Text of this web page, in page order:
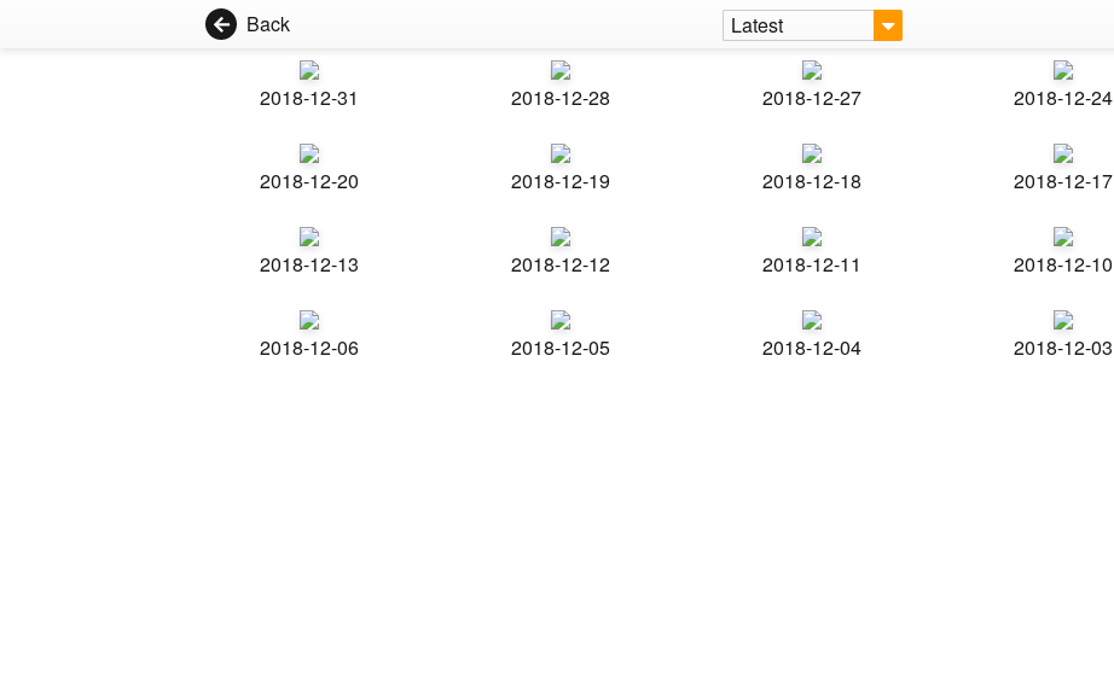
Back Latest
2018-12-31 2018-12-28 2018-12-27 2018-12-24
2018-12-20 2018-12-19 2018-12-18 2018-12-17
2018-12-13 2018-12-12 2018-12-11 2018-12-10
2018-12-06 2018-12-05 2018-12-04 2018-12-03